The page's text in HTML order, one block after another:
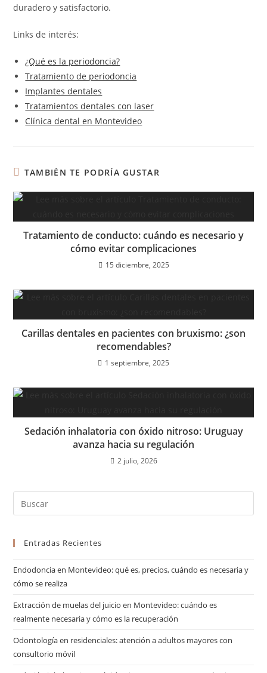
duradero y satisfactorio.
Links de interés:
¿Qué es la periodoncia?
Tratamiento de periodoncia
Implantes dentales
Tratamientos dentales con laser
Clínica dental en Montevideo
TAMBIÉN TE PODRÍA GUSTAR
Tratamiento de conducto: cuándo es necesario y
cómo evitar complicaciones
15 diciembre, 2025
Carillas dentales en pacientes con bruxismo: ¿son
recomendables?
1 septiembre, 2025
Sedación inhalatoria con óxido nitroso: Uruguay
avanza hacia su regulación
2 julio, 2026
Entradas Recientes
Endodoncia en Montevideo: qué es, precios, cuándo es necesaria y
cómo se realiza
Extracción de muelas del juicio en Montevideo: cuándo es
realmente necesaria y cómo es la recuperación
Odontología en residenciales: atención a adultos mayores con
consultorio móvil